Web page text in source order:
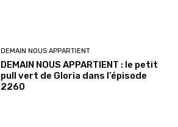
DEMAIN NOUS APPARTIENT
DEMAIN NOUS APPARTIENT : le petit
pull vert de Gloria dans l’épisode
2260